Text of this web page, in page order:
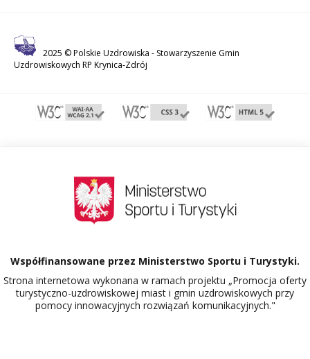
2025 © Polskie Uzdrowiska - Stowarzyszenie Gmin
Uzdrowiskowych RP Krynica-Zdrój
Współfinansowane przez Ministerstwo Sportu i Turystyki.
Strona internetowa wykonana w ramach projektu „Promocja oferty
turystyczno-uzdrowiskowej miast i gmin uzdrowiskowych przy
pomocy innowacyjnych rozwiązań komunikacyjnych."